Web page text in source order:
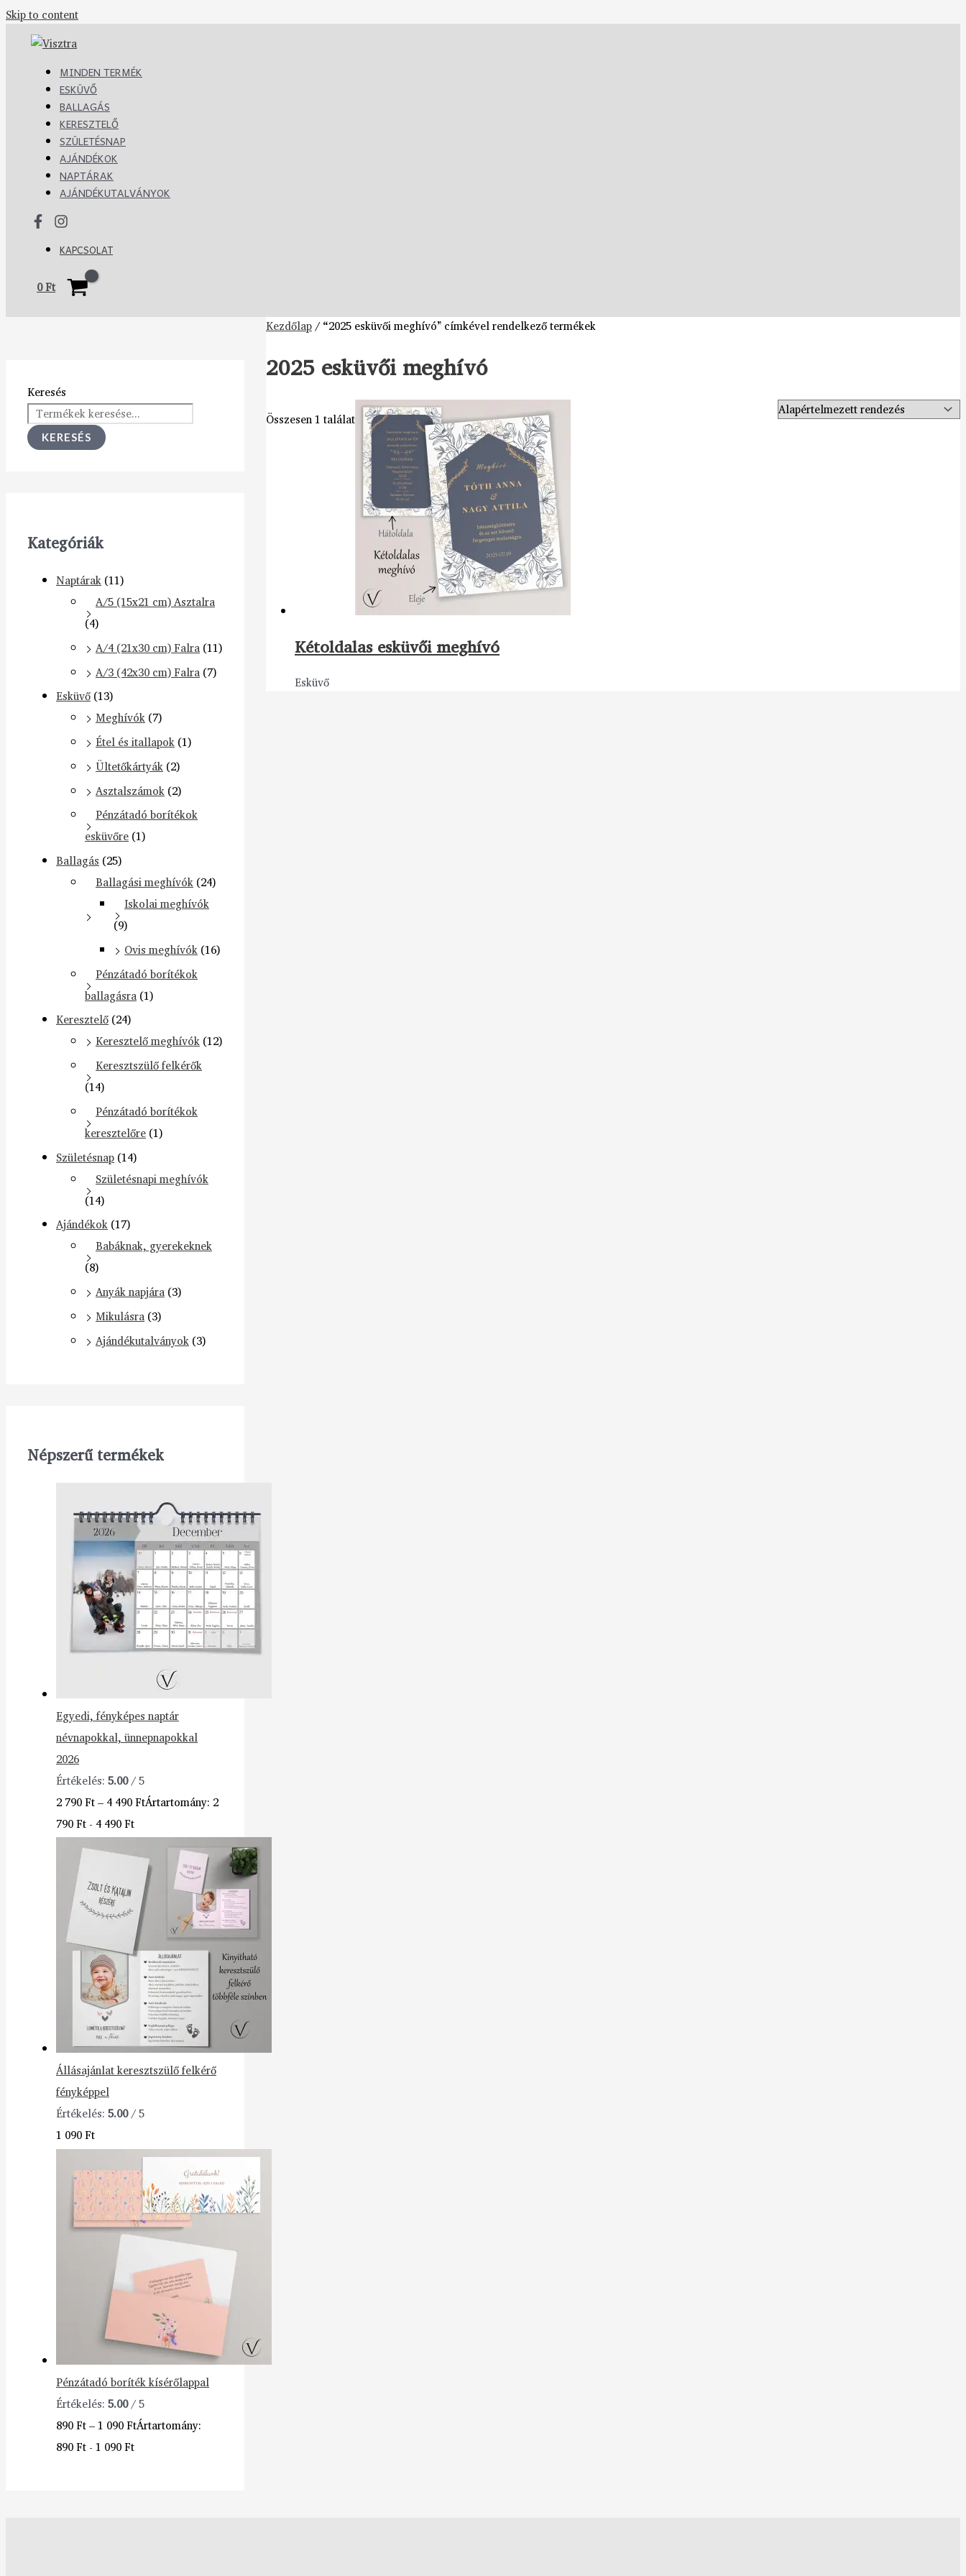
Skip to content
MINDEN TERMÉK
ESKÜVŐ
BALLAGÁS
KERESZTELŐ
SZÜLETÉSNAP
AJÁNDÉKOK
NAPTÁRAK
AJÁNDÉKUTALVÁNYOK
KAPCSOLAT
0Ft
Keresés
KERESÉS
Kategóriák
Naptárak (11)
A/5 (15x21 cm) Asztalra
(4)
A/4 (21x30 cm) Falra (11)
A/3 (42x30 cm) Falra (7)
Esküvő (13)
Meghívók (7)
Étel és itallapok (1)
Ültetőkártyák (2)
Asztalszámok (2)
Pénzátadó borítékok
esküvőre (1)
Ballagás (25)
Ballagási meghívók (24)
Iskolai meghívók
(9)
Ovis meghívók (16)
Pénzátadó borítékok
ballagásra (1)
Keresztelő (24)
Keresztelő meghívók (12)
Keresztszülő felkérők
(14)
Pénzátadó borítékok
keresztelőre (1)
Születésnap (14)
Születésnapi meghívók
(14)
Ajándékok (17)
Babáknak, gyerekeknek
(8)
Anyák napjára (3)
Mikulásra (3)
Ajándékutalványok (3)
Népszerű termékek
Egyedi, fényképes naptár
névnapokkal, ünnepnapokkal
2026
Értékelés: 5.00/ 5
2 790Ft– 4 490FtÁrtartomány: 2
790 Ft - 4 490 Ft
Állásajánlat keresztszülő felkérő
fényképpel
Értékelés: 5.00/ 5
1 090Ft
Pénzátadó boríték kísérőlappal
Értékelés: 5.00/ 5
890Ft–1 090FtÁrtartomány:
890 Ft - 1 090 Ft
Kezdőlap/ “2025 esküvői meghívó” címkével rendelkező termékek
2025 esküvői meghívó
Összesen 1 találat
Kétoldalas esküvői meghívó
Esküvő